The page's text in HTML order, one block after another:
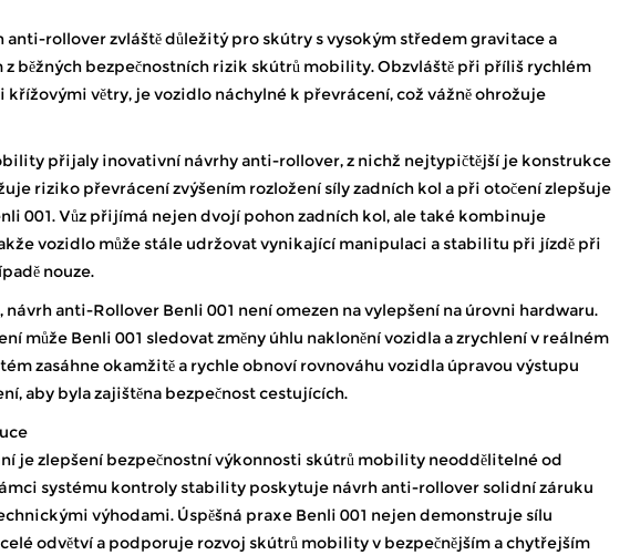
rollover zvláště důležitý pro skútry s vysokým středem gravitace a
běžných bezpečnostních rizik skútrů mobility. Obzvláště při příliš rychlém
větry, je vozidlo náchylné k převrácení, což vážně ohrožuje
přijaly inovativní návrhy anti-rollover, z nichž nejtypičtější je konstrukce
riziko převrácení zvýšením rozložení síly zadních kol a při otočení zlepšuje
001. Vůz přijímá nejen dvojí pohon zadních kol, ale také kombinuje
vozidlo může stále udržovat vynikající manipulaci a stabilitu při jízdě při
nouze.
anti-Rollover Benli 001 není omezen na vylepšení na úrovni hardwaru.
může Benli 001 sledovat změny úhlu naklonění vozidla a zrychlení v reálném
zasáhne okamžitě a rychle obnoví rovnováhu vozidla úpravou výstupu
aby byla zajištěna bezpečnost cestujících.
je zlepšení bezpečnostní výkonnosti skútrů mobility neoddělitelné od
systému kontroly stability poskytuje návrh anti-rollover solidní záruku
výhodami. Úspěšná praxe Benli 001 nejen demonstruje sílu
odvětví a podporuje rozvoj skútrů mobility v bezpečnějším a chytřejším